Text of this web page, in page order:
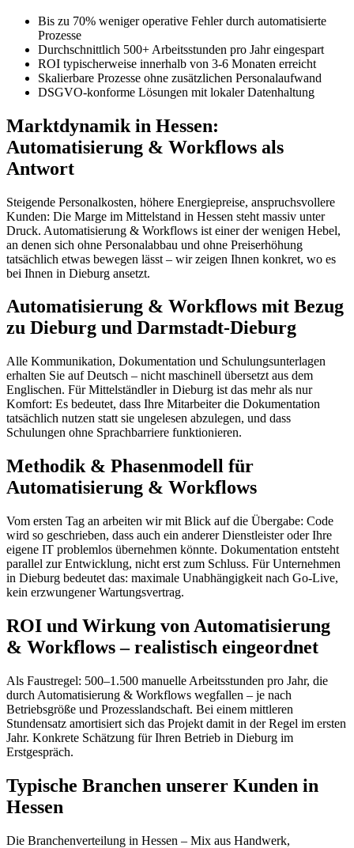
Bis zu 70% weniger operative Fehler durch automatisierte
Prozesse
Durchschnittlich 500+ Arbeitsstunden pro Jahr eingespart
ROI typischerweise innerhalb von 3-6 Monaten erreicht
Skalierbare Prozesse ohne zusätzlichen Personalaufwand
DSGVO-konforme Lösungen mit lokaler Datenhaltung
Marktdynamik in Hessen:
Automatisierung & Workflows als
Antwort
Steigende Personalkosten, höhere Energiepreise, anspruchsvollere
Kunden: Die Marge im Mittelstand in Hessen steht massiv unter
Druck. Automatisierung & Workflows ist einer der wenigen Hebel,
an denen sich ohne Personalabbau und ohne Preiserhöhung
tatsächlich etwas bewegen lässt – wir zeigen Ihnen konkret, wo es
bei Ihnen in Dieburg ansetzt.
Automatisierung & Workflows mit Bezug
zu Dieburg und Darmstadt-Dieburg
Alle Kommunikation, Dokumentation und Schulungsunterlagen
erhalten Sie auf Deutsch – nicht maschinell übersetzt aus dem
Englischen. Für Mittelständler in Dieburg ist das mehr als nur
Komfort: Es bedeutet, dass Ihre Mitarbeiter die Dokumentation
tatsächlich nutzen statt sie ungelesen abzulegen, und dass
Schulungen ohne Sprachbarriere funktionieren.
Methodik & Phasenmodell für
Automatisierung & Workflows
Vom ersten Tag an arbeiten wir mit Blick auf die Übergabe: Code
wird so geschrieben, dass auch ein anderer Dienstleister oder Ihre
eigene IT problemlos übernehmen könnte. Dokumentation entsteht
parallel zur Entwicklung, nicht erst zum Schluss. Für Unternehmen
in Dieburg bedeutet das: maximale Unabhängigkeit nach Go-Live,
kein erzwungener Wartungsvertrag.
ROI und Wirkung von Automatisierung
& Workflows – realistisch eingeordnet
Als Faustregel: 500–1.500 manuelle Arbeitsstunden pro Jahr, die
durch Automatisierung & Workflows wegfallen – je nach
Betriebsgröße und Prozesslandschaft. Bei einem mittleren
Stundensatz amortisiert sich das Projekt damit in der Regel im ersten
Jahr. Konkrete Schätzung für Ihren Betrieb in Dieburg im
Erstgespräch.
Typische Branchen unserer Kunden in
Hessen
Die Branchenverteilung in Hessen – Mix aus Handwerk,